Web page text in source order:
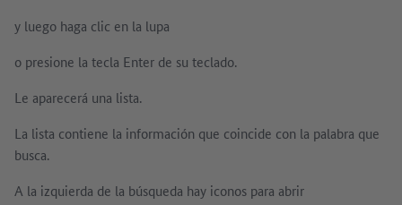
y luego haga clic en la lupa
o presione la tecla Enter de su teclado.
Le aparecerá una lista.
La lista contiene la información que coincide con la palabra que
busca.
A la izquierda de la búsqueda hay iconos para abrir